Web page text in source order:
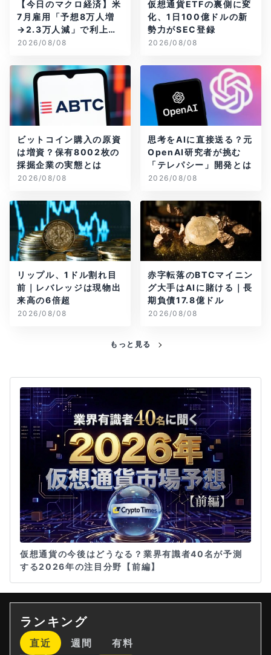
【今日のマクロ経済】米
7月雇用「予想8万人増
→2.3万人減」で利上げ
観測後退
2026/08/08
仮想通貨ETFの裏側に変
化、1日100億ドルの新
勢力がSEC登録
2026/08/08
ビットコイン購入の原資
は増資？保有8002枚の
採掘企業の実態とは
2026/08/08
思考をAIに直接送る？元
OpenAI研究者が挑む
「テレパシー」開発とは
2026/08/08
リップル、1ドル割れ目
前｜レバレッジは現物出
来高の6倍超
2026/08/08
赤字転落のBTCマイニン
グ大手はAIに賭ける｜長
期負債17.8億ドル
2026/08/08
もっと見る
仮想通貨の今後はどうなる？業界有識者40名が予測
する2026年の注目分野【前編】
ランキング
直近 週間 有料